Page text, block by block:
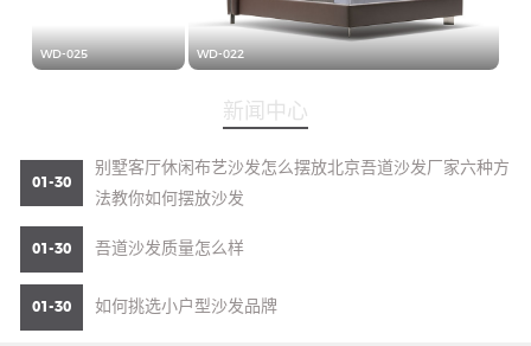
WD-025 WD-022
新闻中心
01-30
别墅客厅休闲布艺沙发怎么摆放北京吾道沙发厂家六种方
法教你如何摆放沙发
01-30 吾道沙发质量怎么样
01-30 如何挑选小户型沙发品牌